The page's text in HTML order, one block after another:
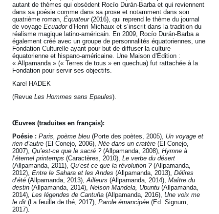
autant de thèmes qui obsèdent Rocío Durán-Barba et qui reviennent
dans sa poésie comme dans sa prose et notamment dans son
quatrième roman,Équateur(2016), qui reprend le thème du journal
de voyageEcuadord’Henri Michaux et s’inscrit dans la tradition du
réalisme magique latino-américain. En 2009, Rocío Durán-Barba a
également créé avec un groupe de personnalités équatoriennes, une
Fondation Culturelle ayant pour but de diffuser la culture
équatorienne et hispano-américaine. Une Maison d’Édition :
« Allpamanda » (« Terres de tous » en quechua) fut rattachée à la
Fondation pour servir ses objectifs.
Karel HADEK
(RevueLes Hommes sans Epaules).
Œuvres (traduites en français):
Poésie : Paris, poème bleu(Porte des poètes, 2005), Un voyage et
rien d’autre(El Conejo, 2006),Née dans un cratère(El Conejo,
2007),Qu’est-ce que le sacré ?(Allpamanda, 2008),Hymne à
l’éternel printemps (Caractères, 2010),Le verbe du désert
(Allpamanda, 2011),Qu’est-ce que la révolution ?(Allpamanda,
2012),Entre le Sahara et les Andes (Allpamanda, 2013),Délires
d’été (Allpamanda, 2013),Ailleurs(Allpamanda, 2014),Maître du
destin(Allpamanda, 2014),Nelson Mandela, Ubuntu(Allpamanda,
2014), Les légendes de Cantuña (Allpamanda, 2016), Une voix me
le dit(La feuille de thé, 2017),Parole émancipée(Ed. Signum,
2017).